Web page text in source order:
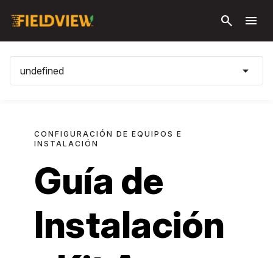
contenido
search menu
undefined arrow_drop_down
CONFIGURACIÓN DE EQUIPOS E
INSTALACIÓN
Guía de
Instalación